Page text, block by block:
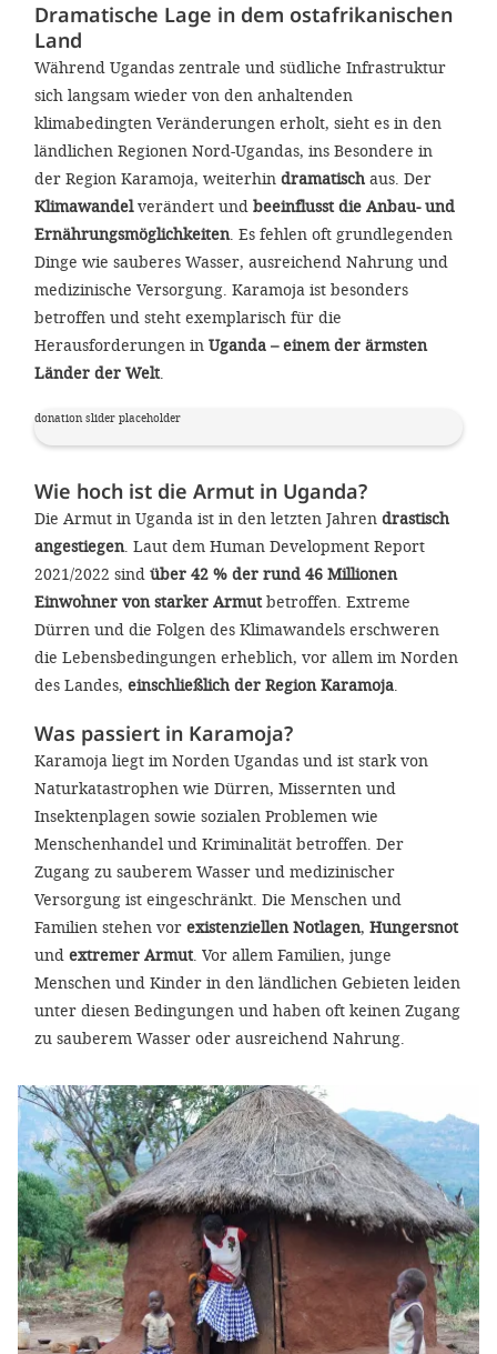
Dramatische Lage in dem ostafrikanischen
Land
Während Ugandas zentrale und südliche Infrastruktur
sich langsam wieder von den anhaltenden
klimabedingten Veränderungen erholt, sieht es in den
ländlichen Regionen Nord-Ugandas, ins Besondere in
der Region Karamoja, weiterhin dramatisch aus. Der
Klimawandelverändert und beeinflusst die Anbau- und
Ernährungsmöglichkeiten. Es fehlen oft grundlegenden
Dinge wie sauberes Wasser, ausreichend Nahrung und
medizinische Versorgung. Karamoja ist besonders
betroffen und steht exemplarisch für die
Herausforderungen in Uganda – einem der ärmsten
Länder der Welt.
donation slider placeholder
Wie hoch ist die Armut in Uganda?
Die Armut in Uganda ist in den letzten Jahren drastisch
angestiegen. Laut dem Human Development Report
2021/2022 sind über 42 % der rund 46 Millionen
Einwohner von starker Armutbetroffen. Extreme
Dürren und die Folgen des Klimawandels erschweren
die Lebensbedingungen erheblich, vor allem im Norden
des Landes, einschließlich der Region Karamoja.
Was passiert in Karamoja?
Karamoja liegt im Norden Ugandas und ist stark von
Naturkatastrophen wie Dürren, Missernten und
Insektenplagen sowie sozialen Problemen wie
Menschenhandel und Kriminalität betroffen. Der
Zugang zu sauberem Wasser und medizinischer
Versorgung ist eingeschränkt. Die Menschen und
Familien stehen vor existenziellen Notlagen, Hungersnot
und extremer Armut. Vor allem Familien, junge
Menschen und Kinder in den ländlichen Gebieten leiden
unter diesen Bedingungen und haben oft keinen Zugang
zu sauberem Wasser oder ausreichend Nahrung.
und
den
Sie
ALLEN